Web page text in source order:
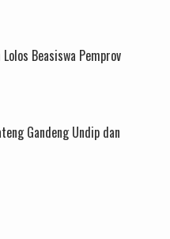
Beasiswa Pemprov
Gandeng Undip dan